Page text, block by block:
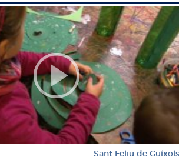
Sant Feliu de Guíxols